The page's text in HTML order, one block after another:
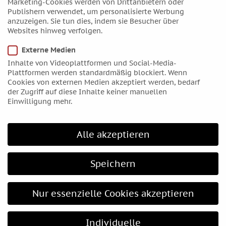
Januar 2019
Dezember 2018
September 2018
August 2018
Juli 2018
Dezember 2017
November 2017
Marketing-Cookies werden von Drittanbietern oder
Publishern verwendet, um personalisierte Werbung
anzuzeigen. Sie tun dies, indem sie Besucher über
Websites hinweg verfolgen.
Externe Medien
Inhalte von Videoplattformen und Social-Media-
Plattformen werden standardmäßig blockiert. Wenn
Cookies von externen Medien akzeptiert werden, bedarf
der Zugriff auf diese Inhalte keiner manuellen
Einwilligung mehr.
Alle akzeptieren
Speichern
Nur essenzielle Cookies akzeptieren
Individuelle